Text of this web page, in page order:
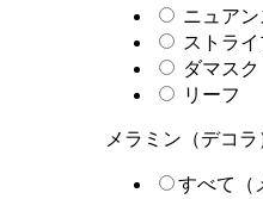
ニュアン
ストラ
ダマスク
リーフ
メラミン（デコラ
すべて（